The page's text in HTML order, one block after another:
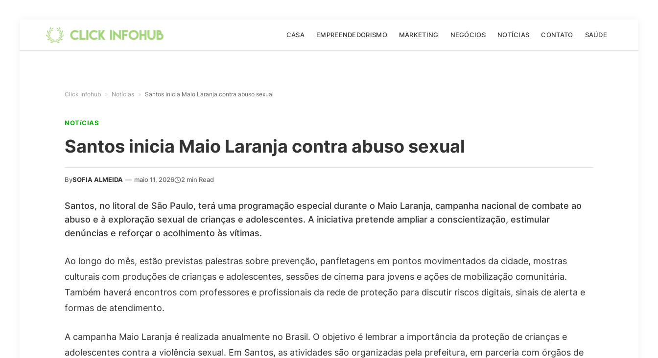
CASA EMPREENDEDORISMO MARKETING NEGÓCIOS NOTÍCIAS CONTATO SAÚDE
Click Infohub » Notícias » Santos inicia Maio Laranja contra abuso sexual
NOTíCIAS
Santos inicia Maio Laranja contra abuso sexual
BySOFIA ALMEIDA — maio 11, 2026 2 min Read
Santos, no litoral de São Paulo, terá uma programação especial durante o Maio Laranja, campanha nacional de combate ao
abuso e à exploração sexual de crianças e adolescentes. A iniciativa pretende ampliar a conscientização, estimular
denúncias e reforçar o acolhimento às vítimas.
Ao longo do mês, estão previstas palestras sobre prevenção, panfletagens em pontos movimentados da cidade, mostras
culturais com produções de crianças e adolescentes, sessões de cinema para jovens e ações de mobilização comunitária.
Também haverá encontros com professores e profissionais da rede de proteção para discutir riscos digitais, sinais de alerta e
formas de atendimento.
A campanha Maio Laranja é realizada anualmente no Brasil. O objetivo é lembrar a importância da proteção de crianças e
adolescentes contra a violência sexual. Em Santos, as atividades são organizadas pela prefeitura, em parceria com órgãos de